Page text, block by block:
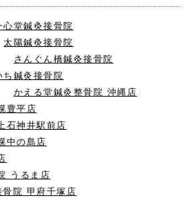
心堂鍼灸接骨院
太陽鍼灸接骨院
さんぐん橋鍼灸接骨院
ち鍼灸接骨院
かえる堂鍼灸整骨院 沖縄店
豊平店
石神井駅前店
中の島店
うるま店
骨院 甲府千塚店